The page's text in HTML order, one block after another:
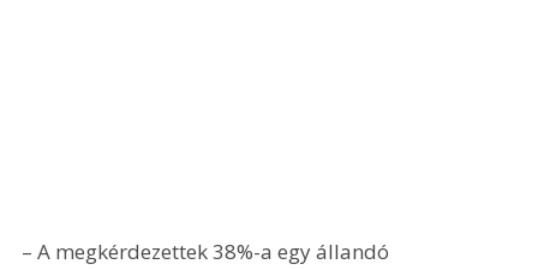
– A megkérdezettek 38%-a egy állandó